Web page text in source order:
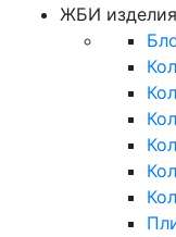
ЖБИ изделия